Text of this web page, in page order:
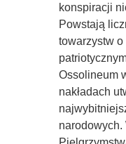
konspiracji
Powstają
towarzystw
Ossolineum
nakładach
narodowych.